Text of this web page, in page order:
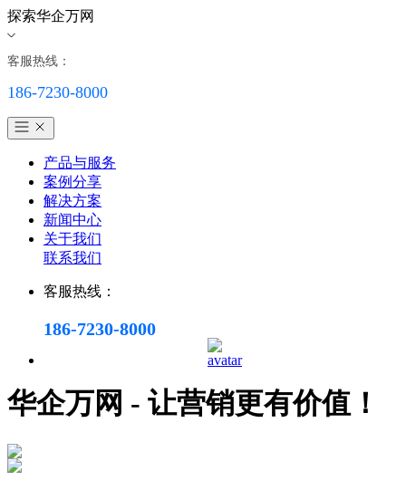
探索华企万网
客服热线：
186-7230-8000
产品与服务
案例分享
解决方案
新闻中心
关于我们
联系我们
客服热线：
186-7230-8000
华企万网 - 让营销更有价值！